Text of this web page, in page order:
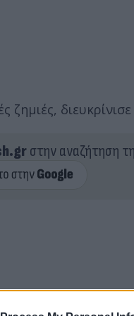
ζημιές,
στην αναζήτηση